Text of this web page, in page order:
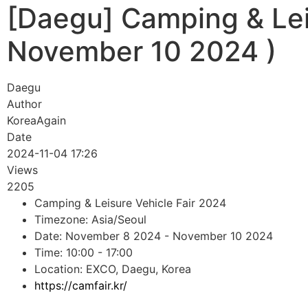
[Daegu] Camping &
November 10 2024 )
Daegu
Author
KoreaAgain
Date
2024-11-04 17:26
Views
2205
Camping & Leisure Vehicle Fair 2024
Timezone: Asia/Seoul
Date: November 8 2024 - November 10 2024
Time: 10:00 - 17:00
Location: EXCO, Daegu, Korea
https://camfair.kr/